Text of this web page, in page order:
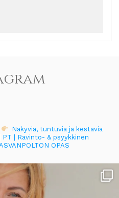
Näkyviä, tuntuvia ja kestäviä
PT | Ravinto- & psyykkinen
OPAS